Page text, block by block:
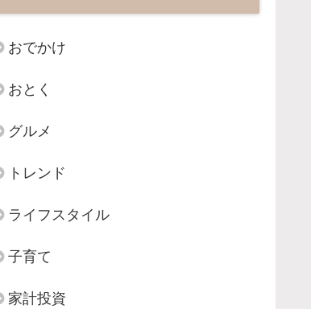
おでかけ
おとく
グルメ
トレンド
ライフスタイル
子育て
家計投資